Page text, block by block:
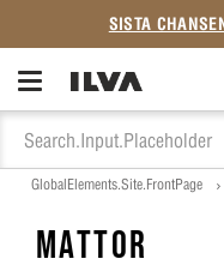
4,5★ på
GlobalElements.Site.FrontPage
MATTOR